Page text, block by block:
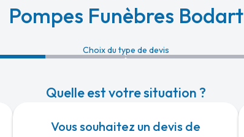
Pompes Funèbres Bodart
Choix du type de devis
Quelle est votre situation ?
Vous souhaitez un devis de